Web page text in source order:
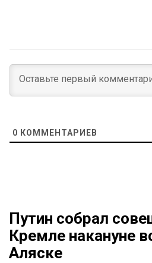
0 КОММЕНТАРИЕВ
Путин собрал
Кремле накануне
Аляске